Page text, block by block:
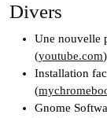
Divers
Une nouvelle
(youtube.com)
Installation
(
Gnome